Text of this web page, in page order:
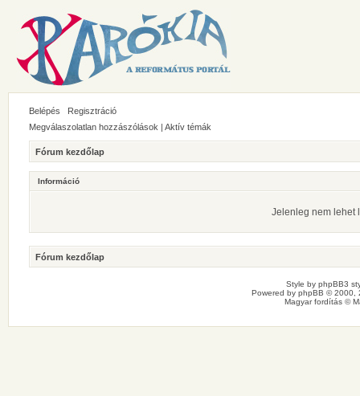
Belépés
Regisztráció
Megválaszolatlan hozzászólások | Aktív témák
Fórum kezdőlap
Információ
Jelenleg nem lehet
Fórum kezdőlap
Style by phpBB3
Powered by phpBB © 2000,
Magyar fordítás ©